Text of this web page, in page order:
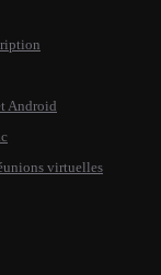
Android
virtuelles